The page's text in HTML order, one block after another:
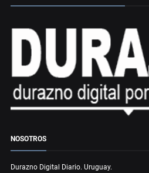
NOSOTROS
Durazno Digital Diario. Uruguay.